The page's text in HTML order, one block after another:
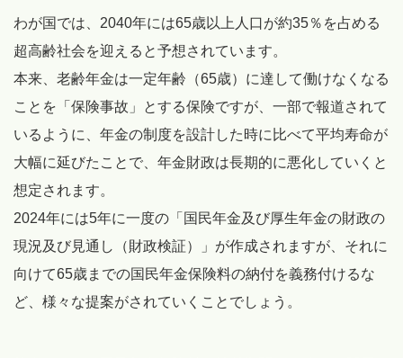
わが国では、2040年には65歳以上人口が約35％を占める
超高齢社会を迎えると予想されています。
本来、老齢年金は一定年齢（65歳）に達して働けなくなる
ことを「保険事故」とする保険ですが、一部で報道されて
いるように、年金の制度を設計した時に比べて平均寿命が
大幅に延びたことで、年金財政は長期的に悪化していくと
想定されます。
2024年には5年に一度の「国民年金及び厚生年金の財政の
現況及び見通し（財政検証）」が作成されますが、それに
向けて65歳までの国民年金保険料の納付を義務付けるな
ど、様々な提案がされていくことでしょう。